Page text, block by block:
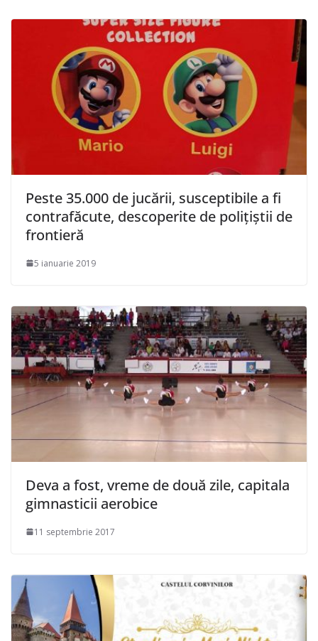
Peste 35.000 de jucării, susceptibile a fi
contrafăcute, descoperite de polițiștii de
frontieră
5 ianuarie 2019
Deva a fost, vreme de două zile, capitala
gimnasticii aerobice
11 septembrie 2017